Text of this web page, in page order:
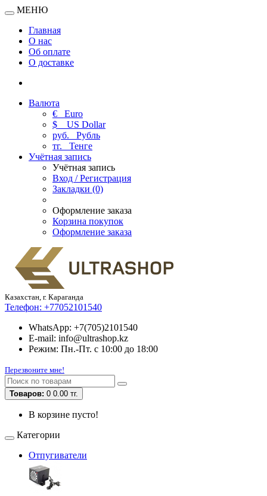
МЕНЮ
Главная
О нас
Об оплате
О доставке
Валюта
€ Euro
$
US Dollar
руб. Рубль
тг. Тенге
Учётная запись
Учётная запись
Вход / Регистрация
Закладки (0)
Оформление заказа
Корзина покупок
Оформление заказа
Казахстан, г. Караганда
Телефон: +77052101540
WhatsApp: +7(705)2101540
E-mail: info@ultrashop.kz
Режим: Пн.-Пт. с 10:00 до 18:00
Перезвоните мне!
Товаров: 0 0.00 тг.
В корзине пусто!
Категории
Отпугиватели